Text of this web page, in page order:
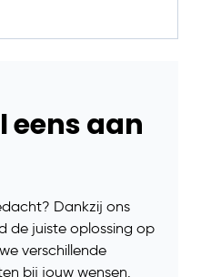
eens aan
Dankzij ons
de juiste oplossing op
verschillende
bij jouw wensen.